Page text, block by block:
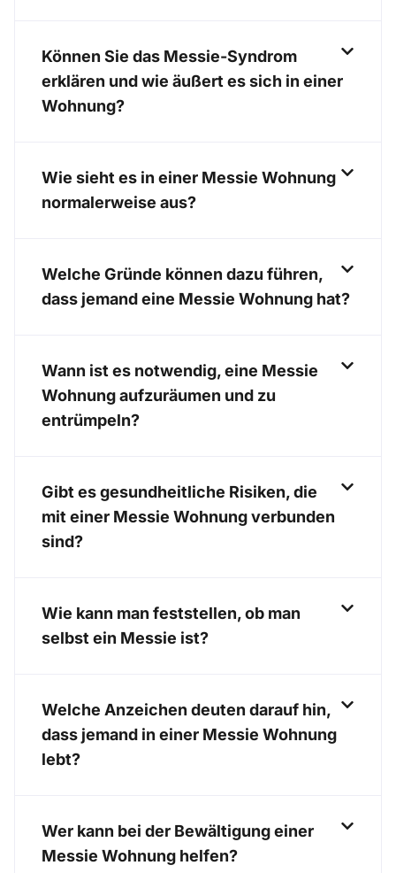
Können Sie das Messie-Syndrom
erklären und wie äußert es sich in einer
Wohnung?
Wie sieht es in einer Messie Wohnung
normalerweise aus?
Welche Gründe können dazu führen,
dass jemand eine Messie Wohnung hat?
Wann ist es notwendig, eine Messie
Wohnung aufzuräumen und zu
entrümpeln?
Gibt es gesundheitliche Risiken, die
mit einer Messie Wohnung verbunden
sind?
Wie kann man feststellen, ob man
selbst ein Messie ist?
Welche Anzeichen deuten darauf hin,
dass jemand in einer Messie Wohnung
lebt?
Wer kann bei der Bewältigung einer
Messie Wohnung helfen?